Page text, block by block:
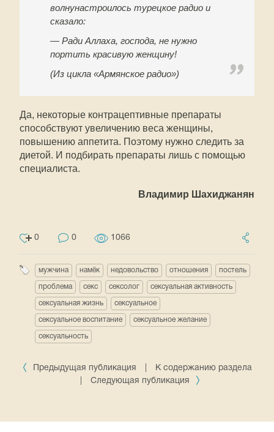
волнунастроилось турецкое радио и
сказало:
— Ради Аллаха, господа, не нужно
портить красивую женщину!
(Из цикла «Армянское радио»)
Да, некоторые контрацептивные препараты
способствуют увеличению веса женщины,
повышению аппетита. Поэтому нужно следить за
диетой. И подбирать препараты лишь с помощью
специалиста.
Владимир Шахиджанян
0 0 1066
мужчина намёк недовольство отношения постель
проблема секс сексолог сексуальная активность
сексуальная жизнь сексуальное
сексуальное воспитание сексуальное желание
сексуальность
Предыдущая публикация
К содержанию раздела
Следующая публикация